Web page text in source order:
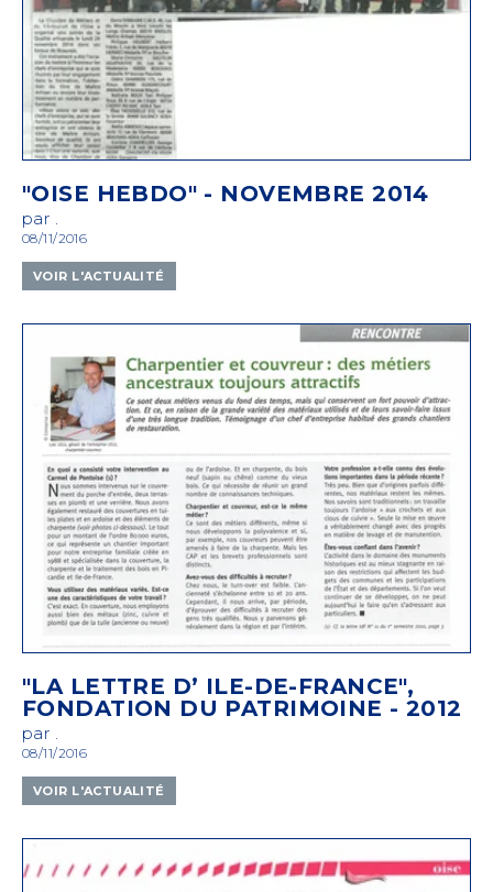
"OISE HEBDO" - NOVEMBRE 2014
par .
08/11/2016
VOIR L'ACTUALITÉ
"LA LETTRE D’ ILE-DE-FRANCE",
FONDATION DU PATRIMOINE - 2012
par .
08/11/2016
VOIR L'ACTUALITÉ